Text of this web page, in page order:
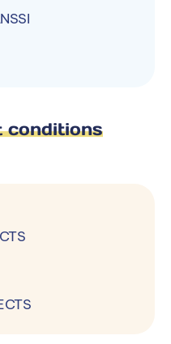
conditions